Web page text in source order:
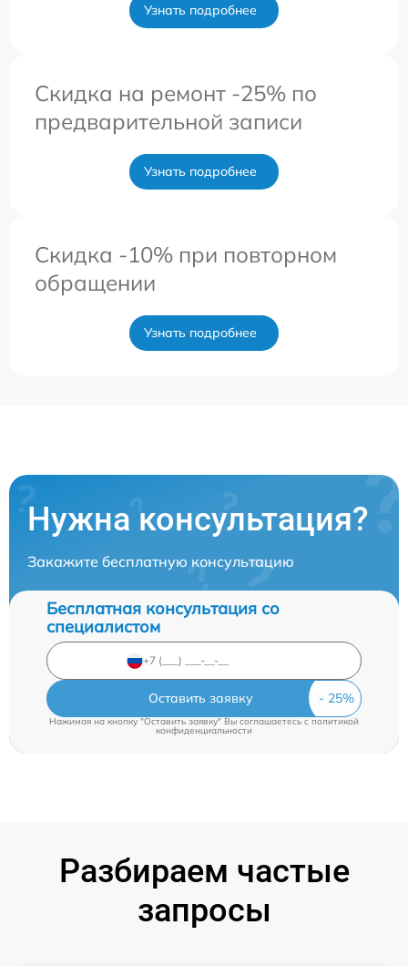
Узнать подробнее
Скидка на ремонт -25% по
предварительной записи
Узнать подробнее
Скидка -10% при повторном
обращении
Узнать подробнее
Нужна консультация?
Закажите бесплатную консультацию
Бесплатная консультация со
специалистом
Оставить заявку
Нажимая на кнопку "Оставить заявку" Вы соглашаетесь cполитикой
конфиденциальности
Разбираем частые
запросы